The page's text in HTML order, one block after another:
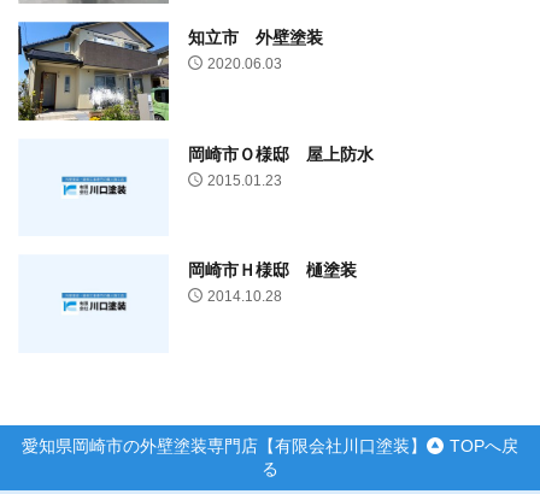
知立市 外壁塗装
2020.06.03
岡崎市Ｏ様邸 屋上防水
2015.01.23
岡崎市Ｈ様邸 樋塗装
2014.10.28
愛知県岡崎市の外壁塗装専門店【有限会社川口塗装】
TOPへ戻
る